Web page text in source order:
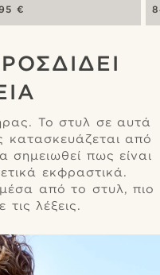
€
Το στυλ σε αυτά
κατασκευάζεται από
σημειωθεί πως είναι
εκφραστικά.
από το στυλ, πιο
λέξεις.